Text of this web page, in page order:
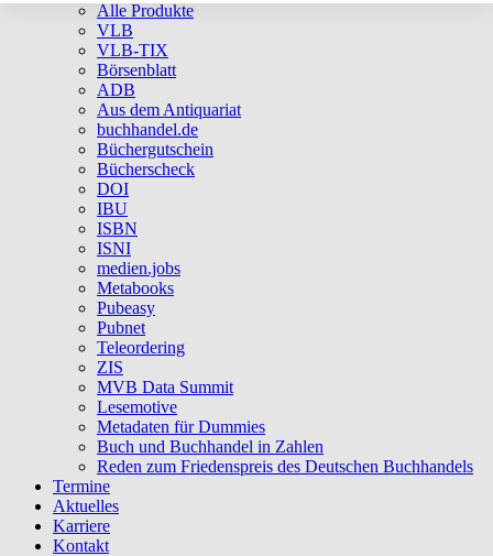
Alle Produkte
VLB
VLB-TIX
Börsenblatt
ADB
Aus dem Antiquariat
buchhandel.de
Büchergutschein
Bücherscheck
DOI
IBU
ISBN
ISNI
medien.jobs
Metabooks
Pubeasy
Pubnet
Teleordering
ZIS
MVB Data Summit
Lesemotive
Metadaten für Dummies
Buch und Buchhandel in Zahlen
Reden zum Friedenspreis des Deutschen Buchhandels
Termine
Aktuelles
Karriere
Kontakt